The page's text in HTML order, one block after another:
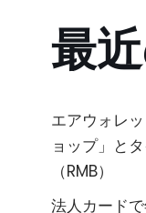
最
エアウォレ
ョップ」と
（RMB）
法人カード